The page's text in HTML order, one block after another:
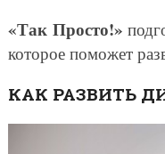
«Так Просто!»
которое поможет
КАК РАЗВИТЬ